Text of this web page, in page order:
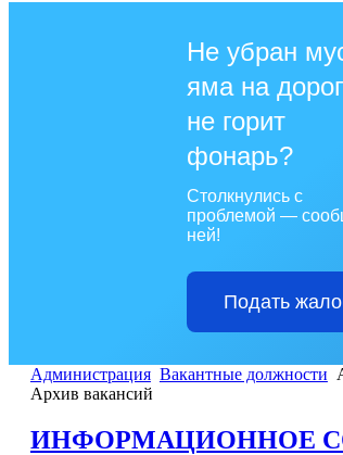
Не убран
яма на
не горит
фонарь?
Столкнулись с
проблемой —
ней!
Подать
Администрация Вакантные должности
Архив вакансий
ИНФОРМАЦИОННОЕ